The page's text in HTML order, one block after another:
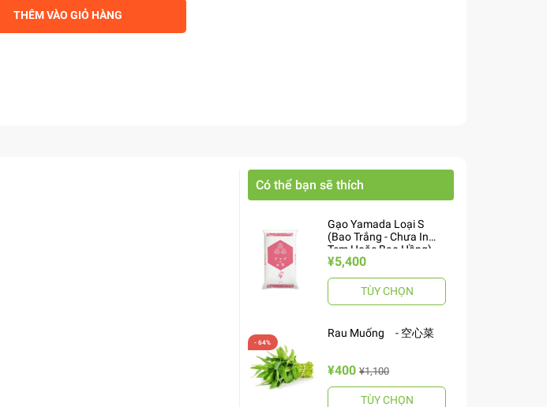
THÊM VÀO GIỎ HÀNG
Có thể bạn sẽ thích
Gạo Yamada Loại S
(Bao Trắng - Chưa In
Tem Hoặc Bao Hồng)
10kg ヤマダお米 S
¥5,400
TÙY CHỌN
Rau Muống - 空心菜
¥400 ¥1,100
TÙY CHỌN